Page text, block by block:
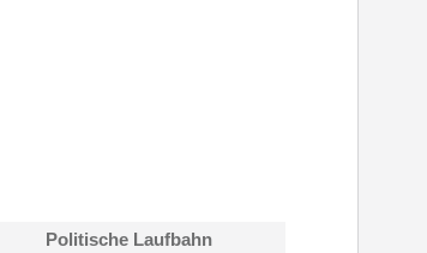
Politische Laufbahn